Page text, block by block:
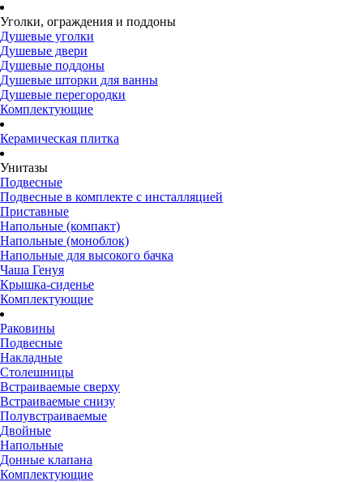
Уголки, ограждения и поддоны
Душевые уголки
Душевые двери
Душевые поддоны
Душевые шторки для ванны
Душевые перегородки
Комплектующие
Керамическая плитка
Унитазы
Подвесные
Подвесные в комплекте с инсталляцией
Приставные
Напольные (компакт)
Напольные (моноблок)
Напольные для высокого бачка
Чаша Генуя
Крышка-сиденье
Комплектующие
Раковины
Подвесные
Накладные
Столешницы
Встраиваемые сверху
Встраиваемые снизу
Полувстраиваемые
Двойные
Напольные
Донные клапана
Комплектующие